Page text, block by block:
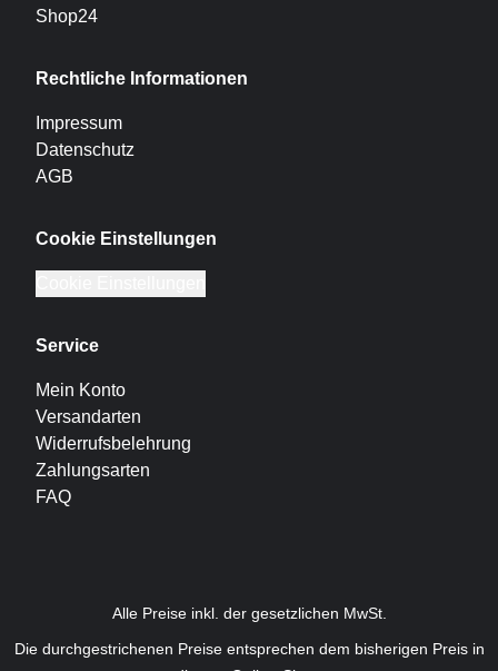
Rechtliche Informationen
Impressum
Datenschutz
AGB
Cookie Einstellungen
Service
Mein Konto
Versandarten
Widerrufsbelehrung
Zahlungsarten
FAQ
Alle Preise inkl. der gesetzlichen MwSt.
Die durchgestrichenen Preise entsprechen dem bisherigen Preis in